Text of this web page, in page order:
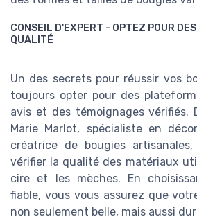
CONSEIL D'EXPERT - OPTEZ POUR
QUALITÉ
Un des secrets pour réussir vos
toujours opter pour des
avis et des témoignages vérifiés.
Marie Marlot, spécialiste en
créatrice de bougies
vérifier la qualité des matériaux
cire et les mèches. En
fiable, vous vous assurez que
non seulement belle, mais aussi